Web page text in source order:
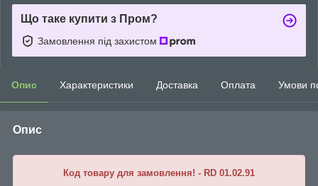
Що таке купити з Пром?
Замовлення під захистом
Опис Характеристики Доставка Оплата Умови
Опис
Код товару для замовлення! - RD 01.02.91